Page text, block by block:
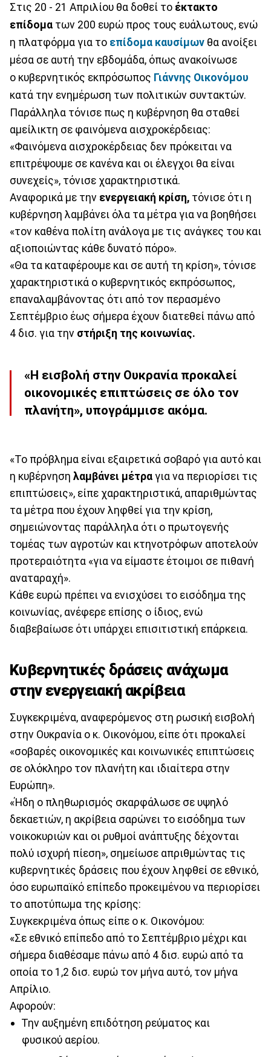
Στις 20 - 21 Απριλίου θα δοθεί το έκτακτο
επίδομα των 200 ευρώ προς τους ευάλωτους, ενώ
η πλατφόρμα για το επίδομα καυσίμων θα ανοίξει
μέσα σε αυτή την εβδομάδα, όπως ανακοίνωσε
ο κυβερνητικός εκπρόσωπος Γιάννης Οικονόμου
κατά την ενημέρωση των πολιτικών συντακτών.
Παράλληλα τόνισε πως η κυβέρνηση θα σταθεί
αμείλικτη σε φαινόμενα αισχροκέρδειας:
«Φαινόμενα αισχροκέρδειας δεν πρόκειται να
επιτρέψουμε σε κανένα και οι έλεγχοι θα είναι
συνεχείς», τόνισε χαρακτηριστικά.
Αναφορικά με την ενεργειακή κρίση, τόνισε ότι η
κυβέρνηση λαμβάνει όλα τα μέτρα για να βοηθήσει
«τον καθένα πολίτη ανάλογα με τις ανάγκες του και
αξιοποιώντας κάθε δυνατό πόρο».
«Θα τα καταφέρουμε και σε αυτή τη κρίση», τόνισε
χαρακτηριστικά ο κυβερνητικός εκπρόσωπος,
επαναλαμβάνοντας ότι από τον περασμένο
Σεπτέμβριο έως σήμερα έχουν διατεθεί πάνω από
4 δισ. για την στήριξη της κοινωνίας.
«Η εισβολή στην Ουκρανία προκαλεί
οικονομικές επιπτώσεις σε όλο τον
πλανήτη», υπογράμμισε ακόμα.
«Το πρόβλημα είναι εξαιρετικά σοβαρό για αυτό και
η κυβέρνηση λαμβάνει μέτρα για να περιορίσει τις
επιπτώσεις», είπε χαρακτηριστικά, απαριθμώντας
τα μέτρα που έχουν ληφθεί για την κρίση,
σημειώνοντας παράλληλα ότι ο πρωτογενής
τομέας των αγροτών και κτηνοτρόφων αποτελούν
προτεραιότητα «για να είμαστε έτοιμοι σε πιθανή
αναταραχή».
Κάθε ευρώ πρέπει να ενισχύσει το εισόδημα της
κοινωνίας, ανέφερε επίσης ο ίδιος, ενώ
διαβεβαίωσε ότι υπάρχει επισιτιστική επάρκεια.
Κυβερνητικές δράσεις ανάχωμα
στην ενεργειακή ακρίβεια
Συγκεκριμένα, αναφερόμενος στη ρωσική εισβολή
στην Ουκρανία ο κ. Οικονόμου, είπε ότι προκαλεί
«σοβαρές οικονομικές και κοινωνικές επιπτώσεις
σε ολόκληρο τον πλανήτη και ιδιαίτερα στην
Ευρώπη».
«Ήδη ο πληθωρισμός σκαρφάλωσε σε υψηλό
δεκαετιών, η ακρίβεια σαρώνει το εισόδημα των
νοικοκυριών και οι ρυθμοί ανάπτυξης δέχονται
πολύ ισχυρή πίεση», σημείωσε απριθμώντας τις
κυβερνητικές δράσεις που έχουν ληφθεί σε εθνικό,
όσο ευρωπαϊκό επίπεδο προκειμένου να περιορίσει
το αποτύπωμα της κρίσης:
Συγκεκριμένα όπως είπε ο κ. Οικονόμου:
«Σε εθνικό επίπεδο από το Σεπτέμβριο μέχρι και
σήμερα διαθέσαμε πάνω από 4 δισ. ευρώ από τα
οποία το 1,2 δισ. ευρώ τον μήνα αυτό, τον μήνα
Απρίλιο.
Αφορούν:
Την αυξημένη επιδότηση ρεύματος και
φυσικού αερίου.